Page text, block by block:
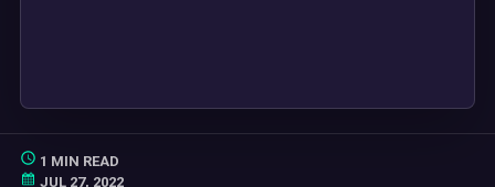
1 MIN READ
JUL 27, 2022